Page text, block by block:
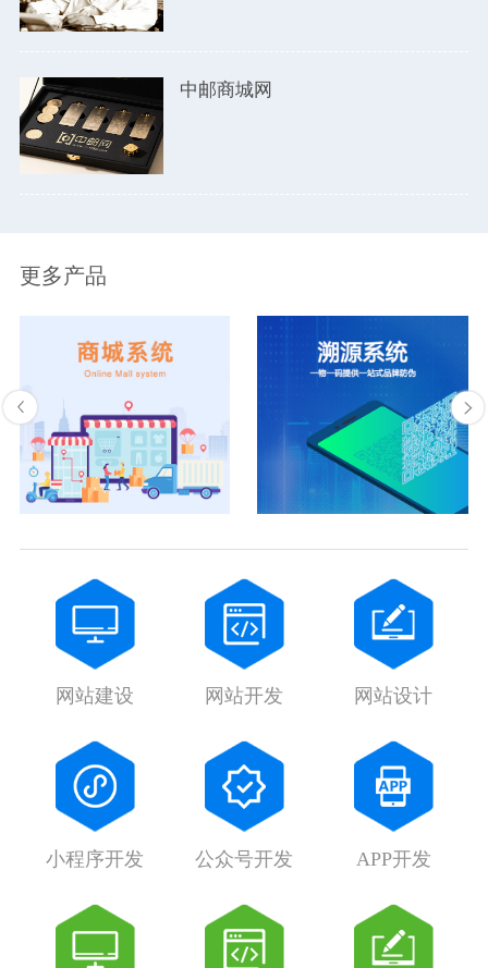
中邮商城网
更多产品
网站建设 网站开发 网站设计
小程序开发 公众号开发 APP开发